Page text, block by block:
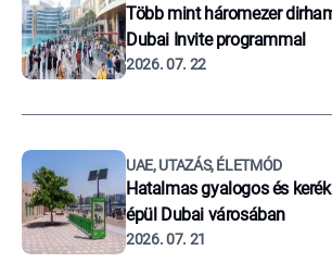
Több mint háromezer
Dubai Invite programmal
2026. 07. 22
UAE, UTAZÁS, ÉLETMÓD
Hatalmas gyalogos és
épül Dubai városában
2026. 07. 21